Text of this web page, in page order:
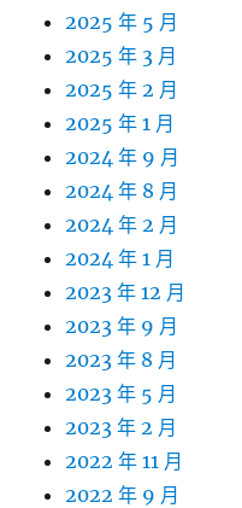
2025 年 5 月
2025 年 3 月
2025 年 2 月
2025 年 1 月
2024 年 9 月
2024 年 8 月
2024 年 2 月
2024 年 1 月
2023 年 12 月
2023 年 9 月
2023 年 8 月
2023 年 5 月
2023 年 2 月
2022 年 11 月
2022 年 9 月